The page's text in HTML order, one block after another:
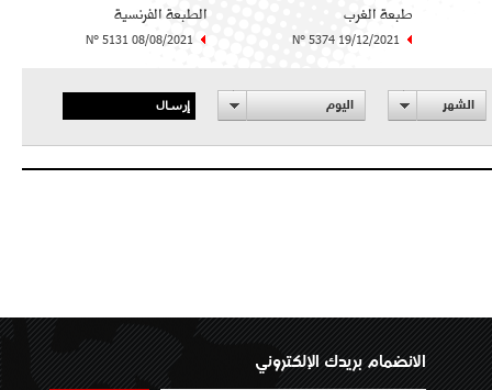
طبعة الغرب
N° 5374 19/12/2021
الطبعة الفرنسية
N° 5131 08/08/2021
الشهر اليوم إرسال
الانضمام بريدك الإلكتروني